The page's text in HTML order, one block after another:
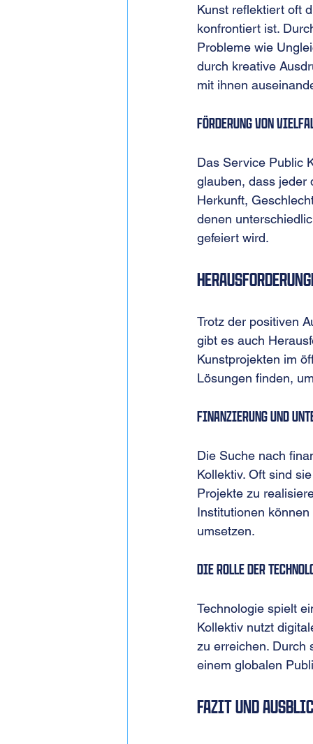
Kunst reflektiert oft
konfrontiert ist.
Probleme wie
durch kreative
mit ihnen
Förderung von
Das Service Public
glauben, dass jeder
Herkunft,
denen
gefeiert wird.
Trotz der positiven
gibt es auch
Kunstprojekten im
Lösungen finden,
Finanzierung und
Die Suche nach
Kollektiv. Oft sind
Projekte zu
Institutionen
umsetzen.
Die Rolle der
Technologie spielt
Kollektiv nutzt
zu erreichen. Durch
einem globalen
Fazit und